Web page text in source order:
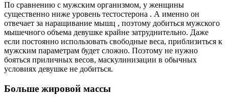
По сравнению с мужским организмом, у женщины
существенно ниже уровень тестостерона . А именно он
отвечает за наращивание мышц , поэтому добиться мужского
мышечного объема девушке крайне затруднительно. Даже
если постоянно использовать свободные веса, приблизиться к
мужским параметрам будет сложно. Поэтому не нужно
бояться приличных весов, маскулинизации в обычных
условиях девушке не добиться.
Больше жировой массы